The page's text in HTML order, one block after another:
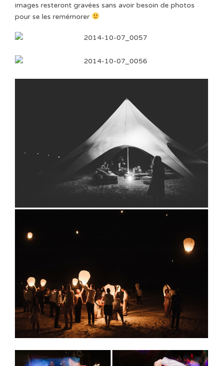
images resteront gravées sans avoir besoin de photos
pour se les remémorer